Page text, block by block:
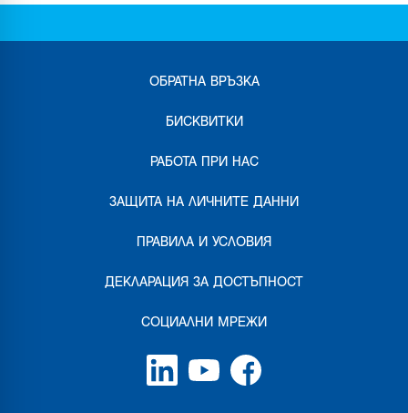
ОБРАТНА ВРЪЗКА
БИСКВИТКИ
РАБОТА ПРИ НАС
ЗАЩИТА НА ЛИЧНИТЕ ДАННИ
ПРАВИЛА И УСЛОВИЯ
ДЕКЛАРАЦИЯ ЗА ДОСТЪПНОСТ
СОЦИАЛНИ МРЕЖИ